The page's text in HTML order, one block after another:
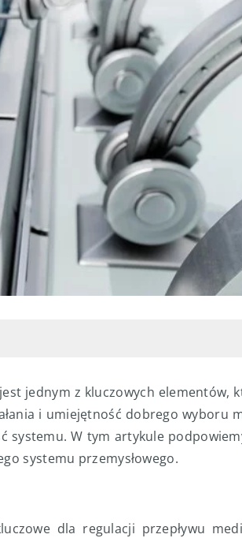
jednym z kluczowych elementów,
i umiejętność dobrego wyboru
systemu. W tym artykule
systemu przemysłowego.
dla regulacji przepływu